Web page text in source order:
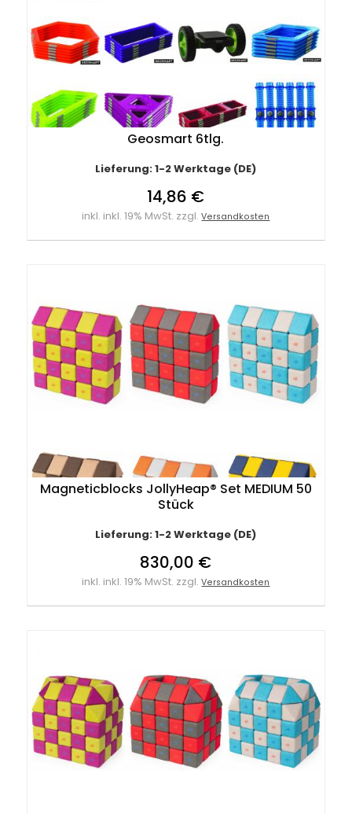
Geosmart 6tlg.
Lieferung: 1-2 Werktage (DE)
14,86 €
inkl. inkl. 19% MwSt. zzgl.Versandkosten
Magneticblocks JollyHeap® Set MEDIUM 50
Stück
Lieferung: 1-2 Werktage (DE)
830,00 €
inkl. inkl. 19% MwSt. zzgl.Versandkosten